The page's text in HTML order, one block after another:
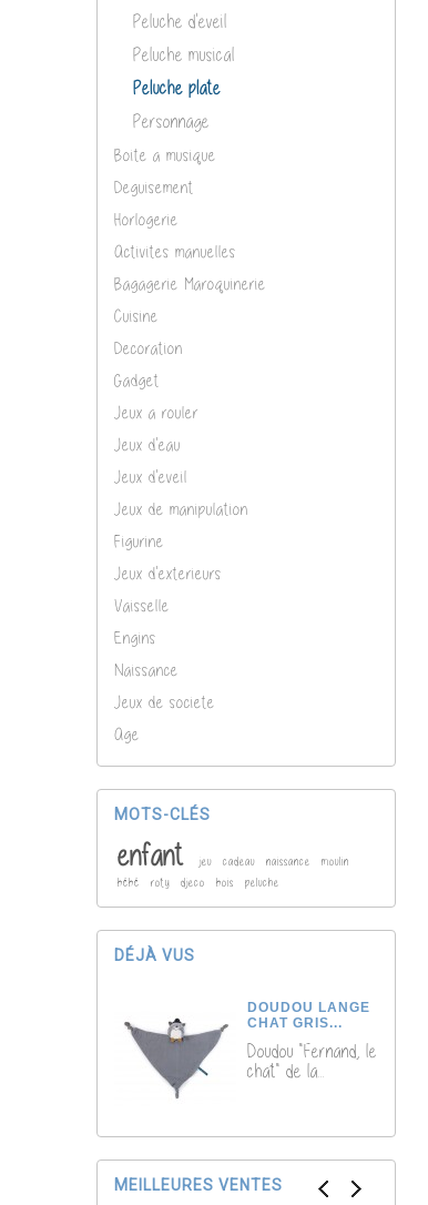
Peluche d'eveil
Peluche musical
Peluche plate
Personnage
Boite a musique
Deguisement
Horlogerie
Activites manuelles
Bagagerie Maroquinerie
Cuisine
Decoration
Gadget
Jeux a rouler
Jeux d'eau
Jeux d'eveil
Jeux de manipulation
Figurine
Jeux d'exterieurs
Vaisselle
Engins
Naissance
Jeux de societe
Age
MOTS-CLÉS
enfant jeu cadeau naissance
moulin
bébé
roty djeco bois peluche
DÉJÀ VUS
DOUDOU LANGE
CHAT GRIS...
Doudou "Fernand, le
chat" de la...
MEILLEURES VENTES